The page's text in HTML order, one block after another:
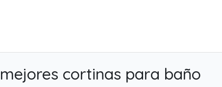
cortinas para baño